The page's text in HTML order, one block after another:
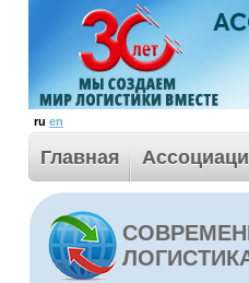
ru en
Главная